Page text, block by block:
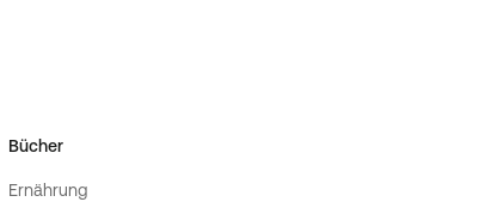
Bücher
Ernährung